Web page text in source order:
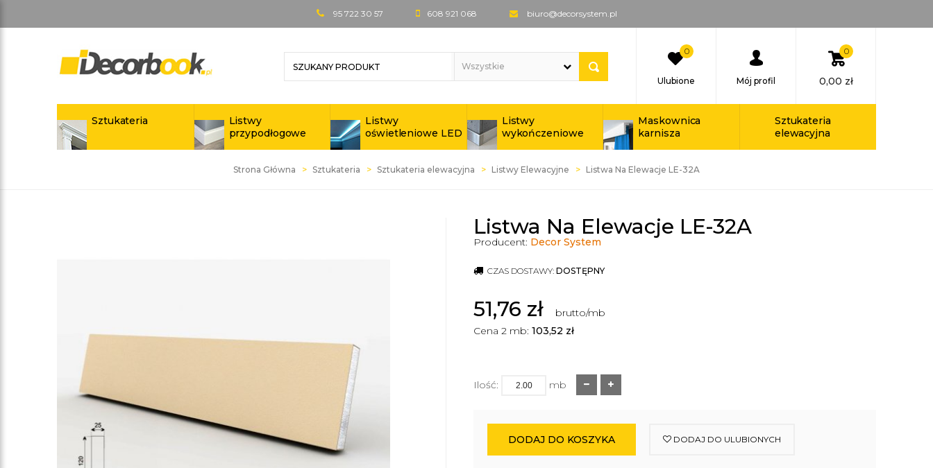
95 722 30 57 608 921 068 biuro@decorsystem.pl
0
Ulubione Mój profil
0
0,00 zł
Sztukateria
Listwy
przypodłogowe
Listwy
oświetleniowe LED
Listwy
wykończeniowe
Maskownica
karnisza
Sztukateria
elewacyjna
Strona Główna Sztukateria Sztukateria elewacyjna Listwy Elewacyjne Listwa Na Elewacje LE-32A
Listwa Na Elewacje LE-32A
Producent: Decor System
CZAS DOSTAWY: DOSTĘPNY
51,76 zł
brutto/mb
Cena 2 mb: 103,52 zł
Ilość: mb
DODAJ DO KOSZYKA DODAJ DO ULUBIONYCH